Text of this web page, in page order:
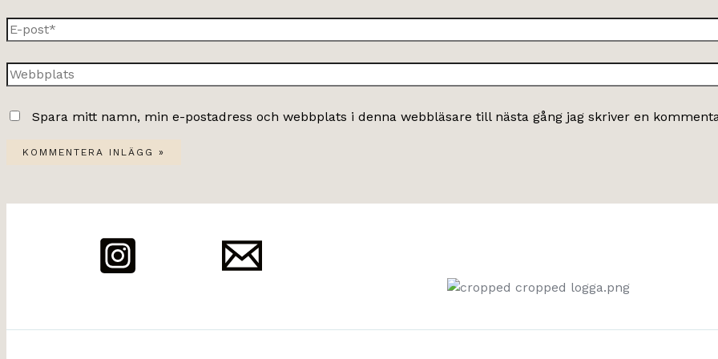
E-
post*
Webbplats
Spara mitt namn, min e-postadress och webbplats i denna webbläsare till nästa gång jag skriver en